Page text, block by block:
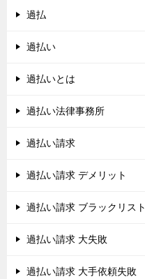
過払
過払い
過払いとは
過払い法律事務所
過払い請求
過払い請求 デメリット
過払い請求 ブラックリスト
過払い請求 大失敗
過払い請求 大手依頼失敗